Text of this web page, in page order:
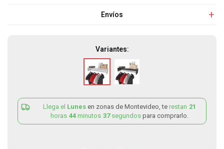
Envíos
Variantes:
Llega el Lunes en zonas de Montevideo, te restan 21
horas 44 minutos 37segundos para comprarlo.